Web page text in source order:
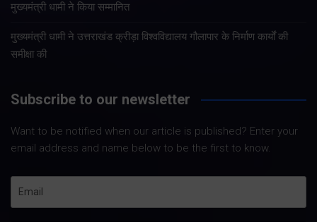
मुख्यमंत्री धामी ने किया सम्मानित
मुख्यमंत्री धामी ने उत्तराखंड क्रीड़ा विश्वविद्यालय गौलापार के निर्माण कार्यों की
समीक्षा की
Subscribe to our newsletter
Want to be notified when our article is published? Enter your
email address and name below to be the first to know.